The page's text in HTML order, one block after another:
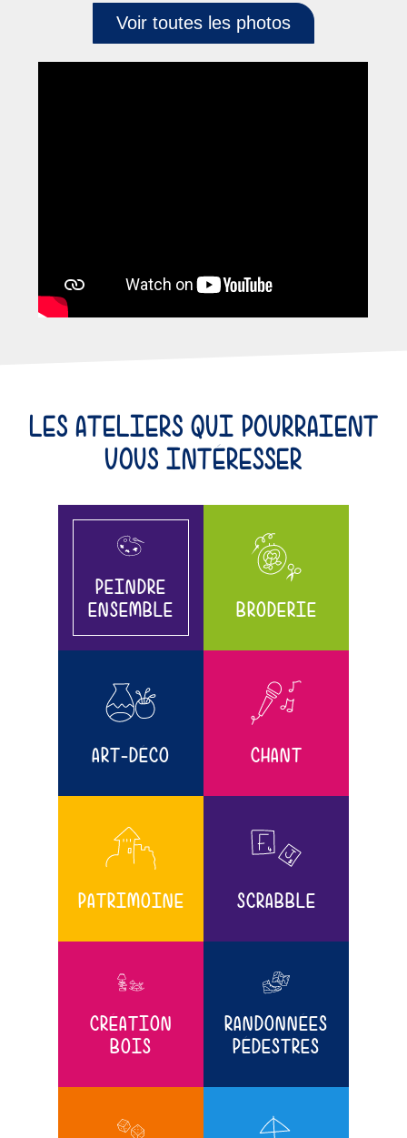
Voir toutes les photos
LES ATELIERS QUI POURRAIENT
VOUS INTÉRESSER
PEINDRE
ENSEMBLE
BRODERIE
ART-DÉCO CHANT
PATRIMOINE SCRABBLE
CRÉATION
BOIS
RANDONNÉES
PÉDESTRES